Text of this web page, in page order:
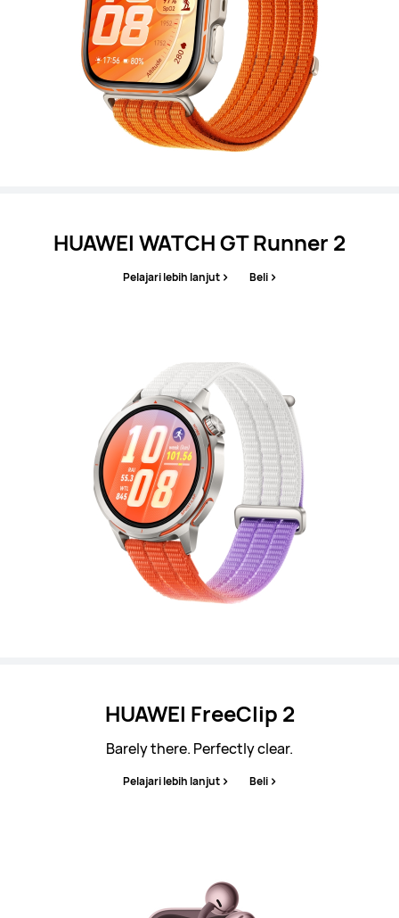
HUAWEI WATCH GT Runner 2
Pelajari lebih lanjut Beli
HUAWEI FreeClip 2
Barely there. Perfectly clear.
Pelajari lebih lanjut Beli